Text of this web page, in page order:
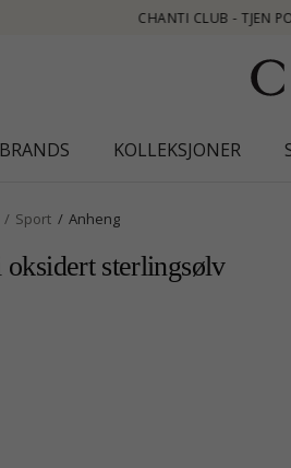
BRANDS KOLLEKSJONER
Sport Anheng
sterlingsølv